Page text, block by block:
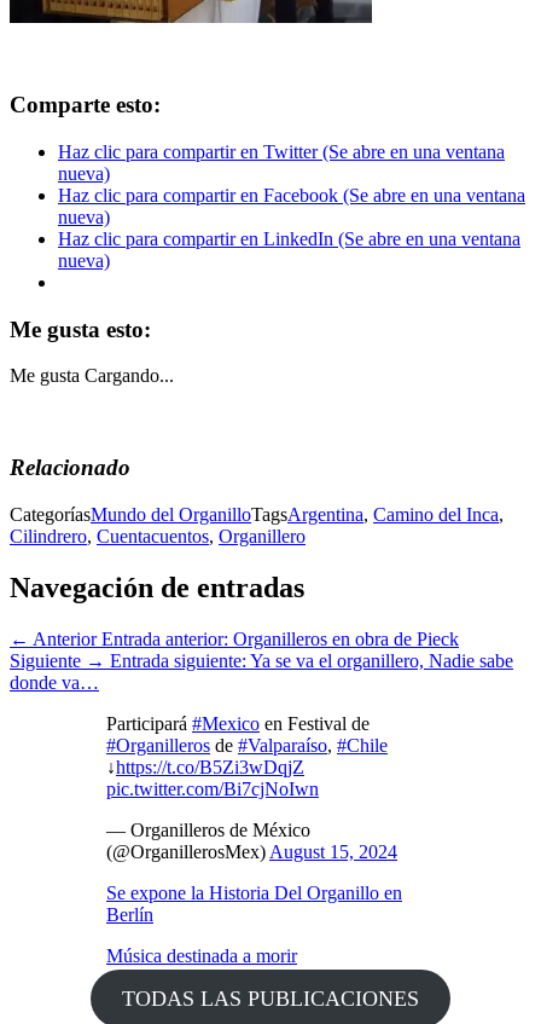
Comparte esto:
Haz clic para compartir en Twitter (Se abre en una ventana
nueva)
Haz clic para compartir en Facebook (Se abre en una ventana
nueva)
Haz clic para compartir en LinkedIn (Se abre en una ventana
nueva)
Me gusta esto:
Me gusta Cargando...
Relacionado
CategoríasMundo del OrganilloTagsArgentina, Camino del Inca,
Cilindrero, Cuentacuentos, Organillero
Navegación de entradas
← Anterior Entrada anterior: Organilleros en obra de Pieck
Siguiente → Entrada siguiente: Ya se va el organillero, Nadie sabe
donde va…
Participará #Mexico en Festival de
#Organilleros de #Valparaíso, #Chile
↓https://t.co/B5Zi3wDqjZ
pic.twitter.com/Bi7cjNoIwn
— Organilleros de México
(@OrganillerosMex) August 15, 2024
Se expone la Historia Del Organillo en
Berlín
Música destinada a morir
TODAS LAS PUBLICACIONES